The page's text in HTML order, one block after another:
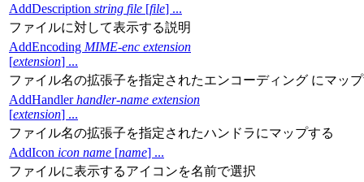
AddDescription string file [file] ...
ファイルに対して表示する説明
AddEncoding MIME-enc extension
[extension] ...
ファイル名の拡張子を指定されたエンコーディング にマッ
AddHandlerhandler-name extension
[extension] ...
ファイル名の拡張子を指定されたハンドラにマップする
AddIcon icon name [name] ...
ファイルに表示するアイコンを名前で選択